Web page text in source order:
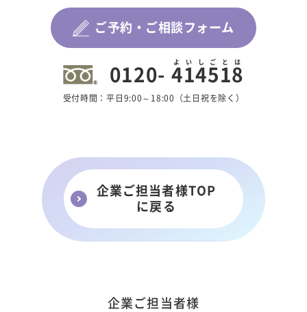
ご予約・ご相談フォーム
0120- 414518
よいしごとは
受付時間：平日9:00～18:00（土日祝を除く）
企業ご担当者様TOP
に戻る
企業ご担当者様